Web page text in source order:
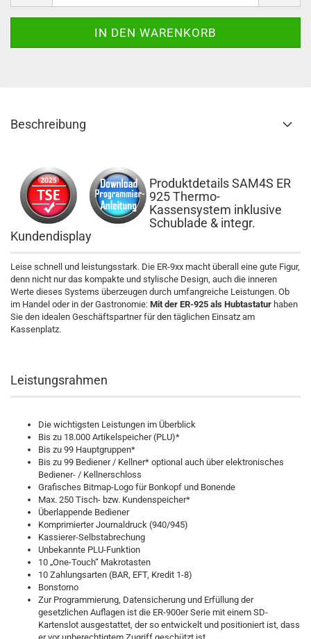
Beschreibung
Produktdetails SAM4S ER
925 Thermo-
Kassensystem inklusive
Schublade & integr.
Kundendisplay
Leise schnell und leistungsstark. Die ER-9xx macht überall eine gute Figur,
denn nicht nur das kompakte und stylische Design, auch die inneren
Werte dieses Systems überzeugen durch umfangreiche Leistungen. Ob
im Handel oder in der Gastronomie: Mit der ER-925 als Hubtastatur haben
Sie den idealen Geschäftspartner für den täglichen Einsatz am
Kassenplatz.
Leistungsrahmen
Die wichtigsten Leistungen im Überblick
Bis zu 18.000 Artikelspeicher (PLU)*
Bis zu 99 Hauptgruppen*
Bis zu 99 Bediener / Kellner* optional auch über elektronisches
Bediener- / Kellnerschloss
Grafisches Bitmap-Logo für Bonkopf und Bonende
Max. 250 Tisch- bzw. Kundenspeicher*
Überlappende Bediener
Komprimierter Journaldruck (940/945)
Kassierer-Selbstabrechung
Unbekannte PLU-Funktion
10 „One-Touch“ Makrotasten
10 Zahlungsarten (BAR, EFT, Kredit 1-8)
Bonstorno
Zur Programmierung, Datensicherung und Erfüllung der
gesetzlichen Auflagen ist die ER-900er Serie mit einem SD-
Kartenslot ausgestattet, der so entwickelt und positioniert ist, dass